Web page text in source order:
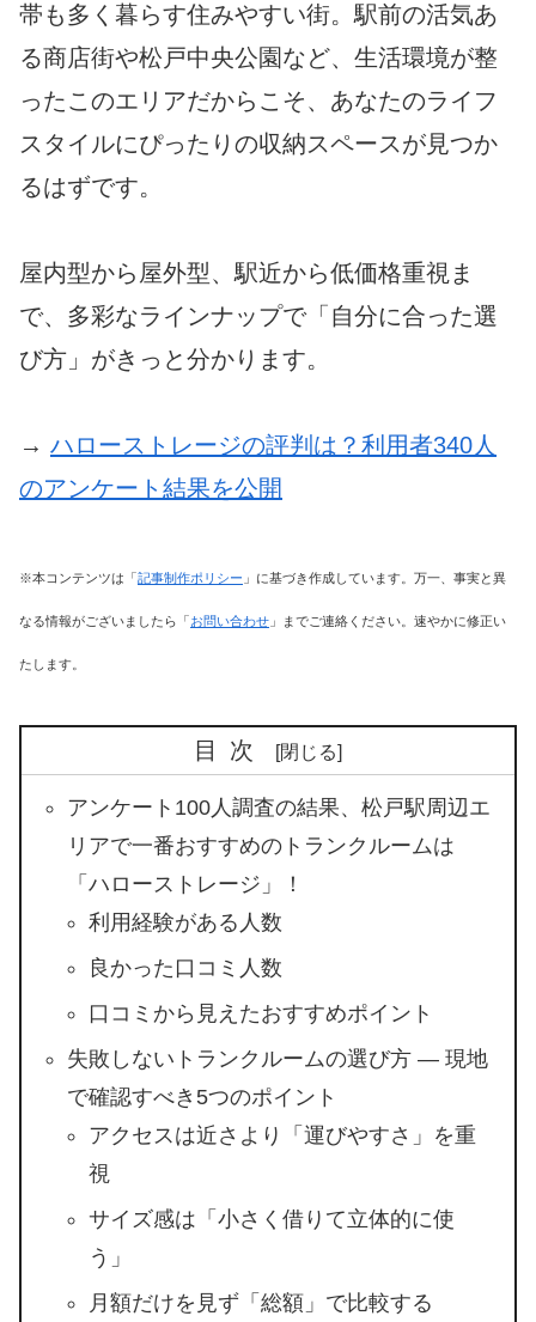
帯も多く暮らす住みやすい街。駅前の活気あ
る商店街や松戸中央公園など、生活環境が整
ったこのエリアだからこそ、あなたのライフ
スタイルにぴったりの収納スペースが見つか
るはずです。
屋内型から屋外型、駅近から低価格重視ま
で、多彩なラインナップで「自分に合った選
び方」がきっと分かります。
→ ハローストレージの評判は？利用者340人
のアンケート結果を公開
※本コンテンツは「記事制作ポリシー 」に基づき作成しています。万一、事実と異
なる情報がございましたら「お問い合わせ 」までご連絡ください。速やかに修正い
たします。
目次
アンケート100人調査の結果、松戸駅周辺エ
リアで一番おすすめのトランクルームは
「ハローストレージ」！
利用経験がある人数
良かった口コミ人数
口コミから見えたおすすめポイント
失敗しないトランクルームの選び方 ― 現地
で確認すべき5つのポイント
アクセスは近さより「運びやすさ」を重
視
サイズ感は「小さく借りて立体的に使
う」
月額だけを見ず「総額」で比較する